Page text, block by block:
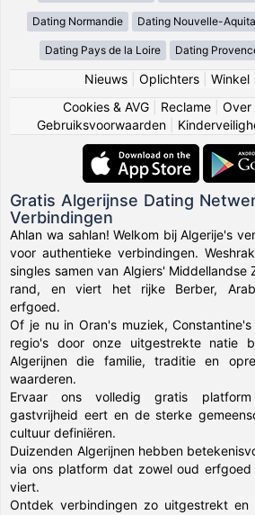
Dating Normandie Dating Nouvelle-
Dating Pays de la Loire Dating
Nieuws| Oplichters| Winkel|
Cookies & AVG
Reclame Over
Gebruiksvoorwaarden
Gratis Algerijnse Dating
Verbindingen
Ahlan wa sahlan! Welkom bij Algerije's
voor authentieke verbindingen.
singles samen van Algiers' Middellandse
rand, en viert het rijke Berber,
erfgoed.
Of je nu in Oran's muziek,
regio's door onze uitgestrekte natie
Algerijnen die familie, traditie en
waarderen.
Ervaar ons volledig gratis
gastvrijheid eert en de sterke
cultuur definiëren.
Duizenden Algerijnen hebben
via ons platform dat zowel oud erfgoed
viert.
Ontdek verbindingen zo uitgestrekt en